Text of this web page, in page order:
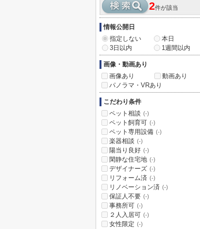
2件が該当
情報公開日
指定しない
本日
3日以内
1週間以内
画像・動画あり
画像あり
動画あり
パノラマ・VRあり
こだわり条件
ペット相談 (-)
ペット飼育可 (-)
ペット専用設備 (-)
楽器相談 (-)
陽当り良好 (-)
閑静な住宅地 (-)
デザイナーズ (-)
リフォーム済 (-)
リノベーション済 (-)
保証人不要 (-)
事務所可 (-)
２人入居可 (-)
女性限定 (-)